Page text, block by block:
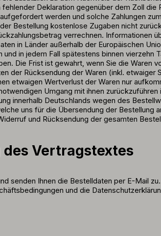
Deklaration gegenüber dem Zoll
werden und solche Zahlungen
Bestellung kostenlose Zugaben nicht
verrechnen.
in Länder außerhalb der Europäischen
und in jedem Fall spätestens binnen
Die Frist ist gewahrt, wenn Sie die Waren
der Rücksendung der Waren (inkl.
etwaigen Wertverlust der Waren nur
Umgang mit ihnen zurückzuführen
innerhalb Deutschlands wegen des
uns für die Übersendung der
und Rücksendung der gesamten
des Vertragstextes
senden Ihnen die Bestelldaten per E-Mail
und die